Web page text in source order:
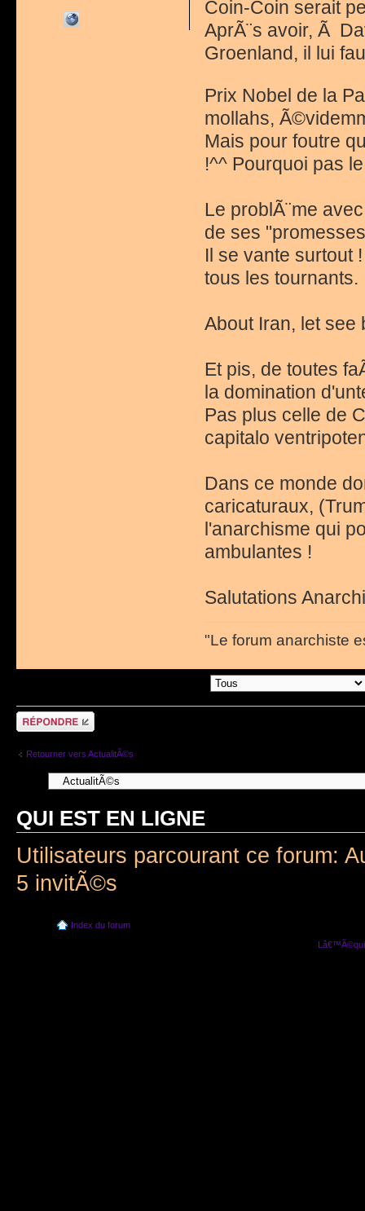
Coin-Coin serait
AprÃ¨s avoir, Ã
Groenland, il lui
Prix Nobel de la
mollahs,
Mais pour foutre
!^^ Pourquoi pas
Le problÃ¨me
de ses
Il se vante surtout
tous les tournants.
About Iran, let see
Et pis, de toutes
la domination
Pas plus celle de
capitalo
Dans ce monde
caricaturaux,
l'anarchisme qui
ambulantes !
Salutations
"Le forum anarchiste
RÃ©pondre
Retourner vers ActualitÃ©s
QUI EST EN LIGNE
Utilisateurs parcourant ce forum:
5 invitÃ©s
Index du forum